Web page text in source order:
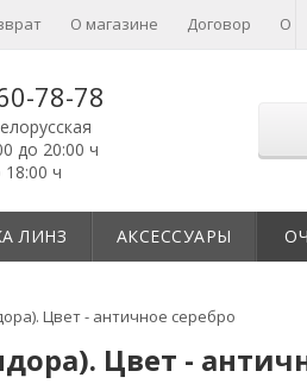
О магазине Договор О
78-78
до 20:00 ч
ч
ЛИНЗ АКСЕССУАРЫ
Цвет - античное серебро
Цвет -